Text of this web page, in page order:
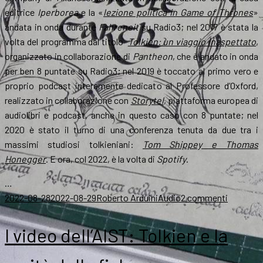
editrice Iperboreae la « lezione politica in Game of Thrones»
andata in onda durante Fahreneitsu Radio3; nel 2017 è stata la
volta del programma dal titoloTolkien: un viaggio inaspettato,
organizzato in collaborazione di Pantheon, che è andato in onda
per ben 8 puntate su Radio3; nel 2019 è toccato al primo vero e
proprio podcast interamente dedicato al Professore d’Oxford,
realizzato in collaborazione con Storytel, piattaforma europea di
audiolibri e podcast, anche in questo caso con 8 puntate; nel
2020 è stato il turno di una conferenza tenuta da due tra i
massimi studiosi tolkieniani:
Tom Shippey e Thomas
Honegger. E ora, col 2022, è la volta di Spotify.
Scritto
il
2022-08-282022-08-29Autore
Roberto ArduiniCategorie
Audio2 commenti
Social
ora
l’AIST
I video dell’AIST: Tolkien e la